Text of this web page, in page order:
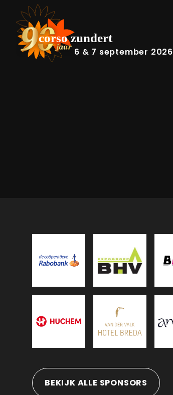
6 & 7 september 2026
BEKIJK ALLE SPONSORS